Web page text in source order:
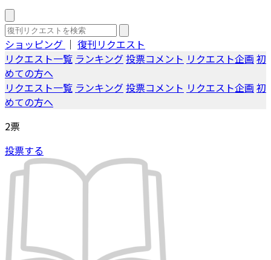
ショッピング ｜ 復刊リクエスト
リクエスト一覧 ランキング投票コメント リクエスト企画 初
めての方へ
リクエスト一覧 ランキング投票コメント リクエスト企画 初
めての方へ
2票
投票する